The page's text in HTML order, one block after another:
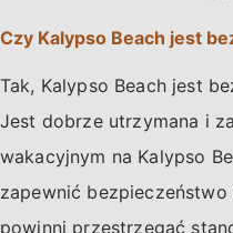
Czy Kalypso Beach jest
Tak, Kalypso Beach jest
Jest dobrze utrzymana i
wakacyjnym na Kalypso
zapewnić
powinni przestrzegać